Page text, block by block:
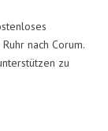
nach Corum.
zu